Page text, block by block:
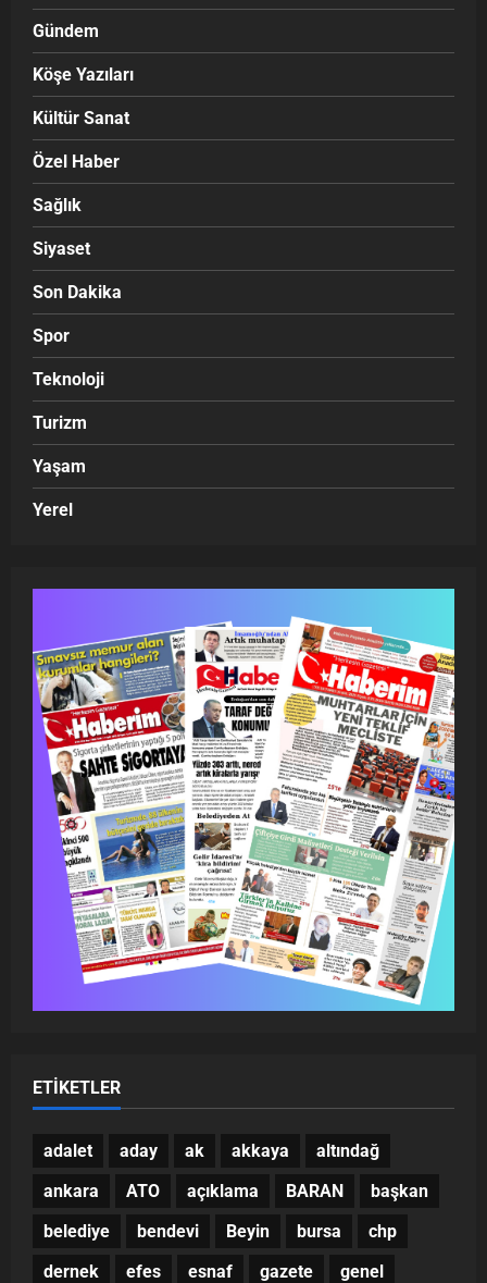
Gündem
Köşe Yazıları
Kültür Sanat
Özel Haber
Sağlık
Siyaset
Son Dakika
Spor
Teknoloji
Turizm
Yaşam
Yerel
ETIKETLER
adalet aday ak akkaya
altındağ
ankara
ATO açıklama BARAN
başkan
belediye
bendevi Beyin bursa
chp
dernek
efes esnaf gazete
genel